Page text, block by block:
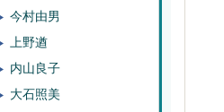
今村由男
上野遒
内山良子
大石照美